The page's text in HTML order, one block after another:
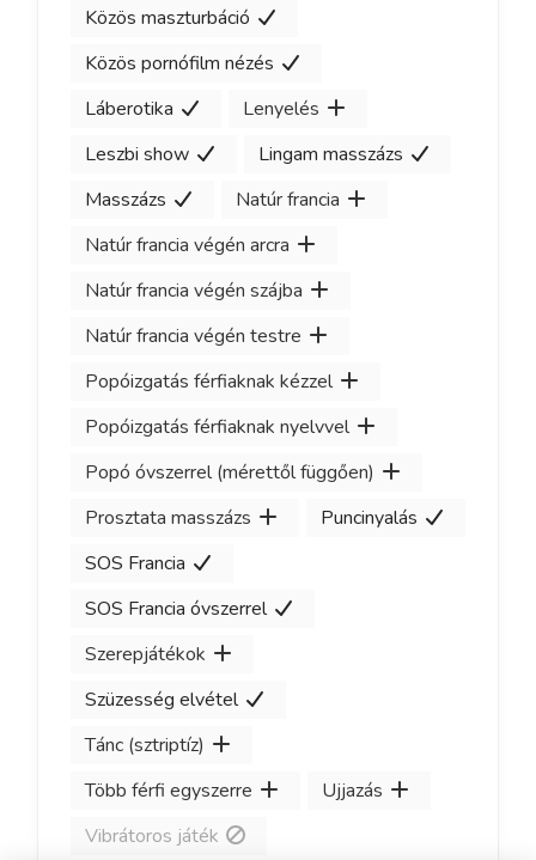
Közös maszturbáció
Közös pornófilm nézés
Láberotika
Lenyelés
Leszbi show
Lingam masszázs
Masszázs
Natúr francia
Natúr francia végén arcra
Natúr francia végén szájba
Natúr francia végén testre
Popóizgatás férfiaknak kézzel
Popóizgatás férfiaknak nyelvvel
Popó óvszerrel (mérettől függően)
Prosztata masszázs
Puncinyalás
SOS Francia
SOS Francia óvszerrel
Szerepjátékok
Szüzesség elvétel
Tánc (sztriptíz)
Több férfi egyszerre
Ujjazás
Vibrátoros játék